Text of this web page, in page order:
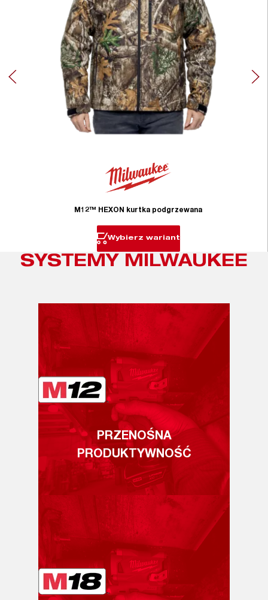
M12™ HEXON kurtka podgrzewana
Wybierz wariant
SYSTEMY MILWAUKEE
PRZENOŚNA
PRODUKTYWNOŚĆ